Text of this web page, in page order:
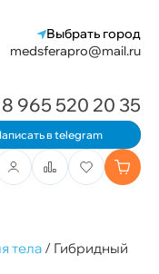
Выбрать город
medsferapro@mail.ru
в telegram
8 965 520 20 35
тела / Гибридный